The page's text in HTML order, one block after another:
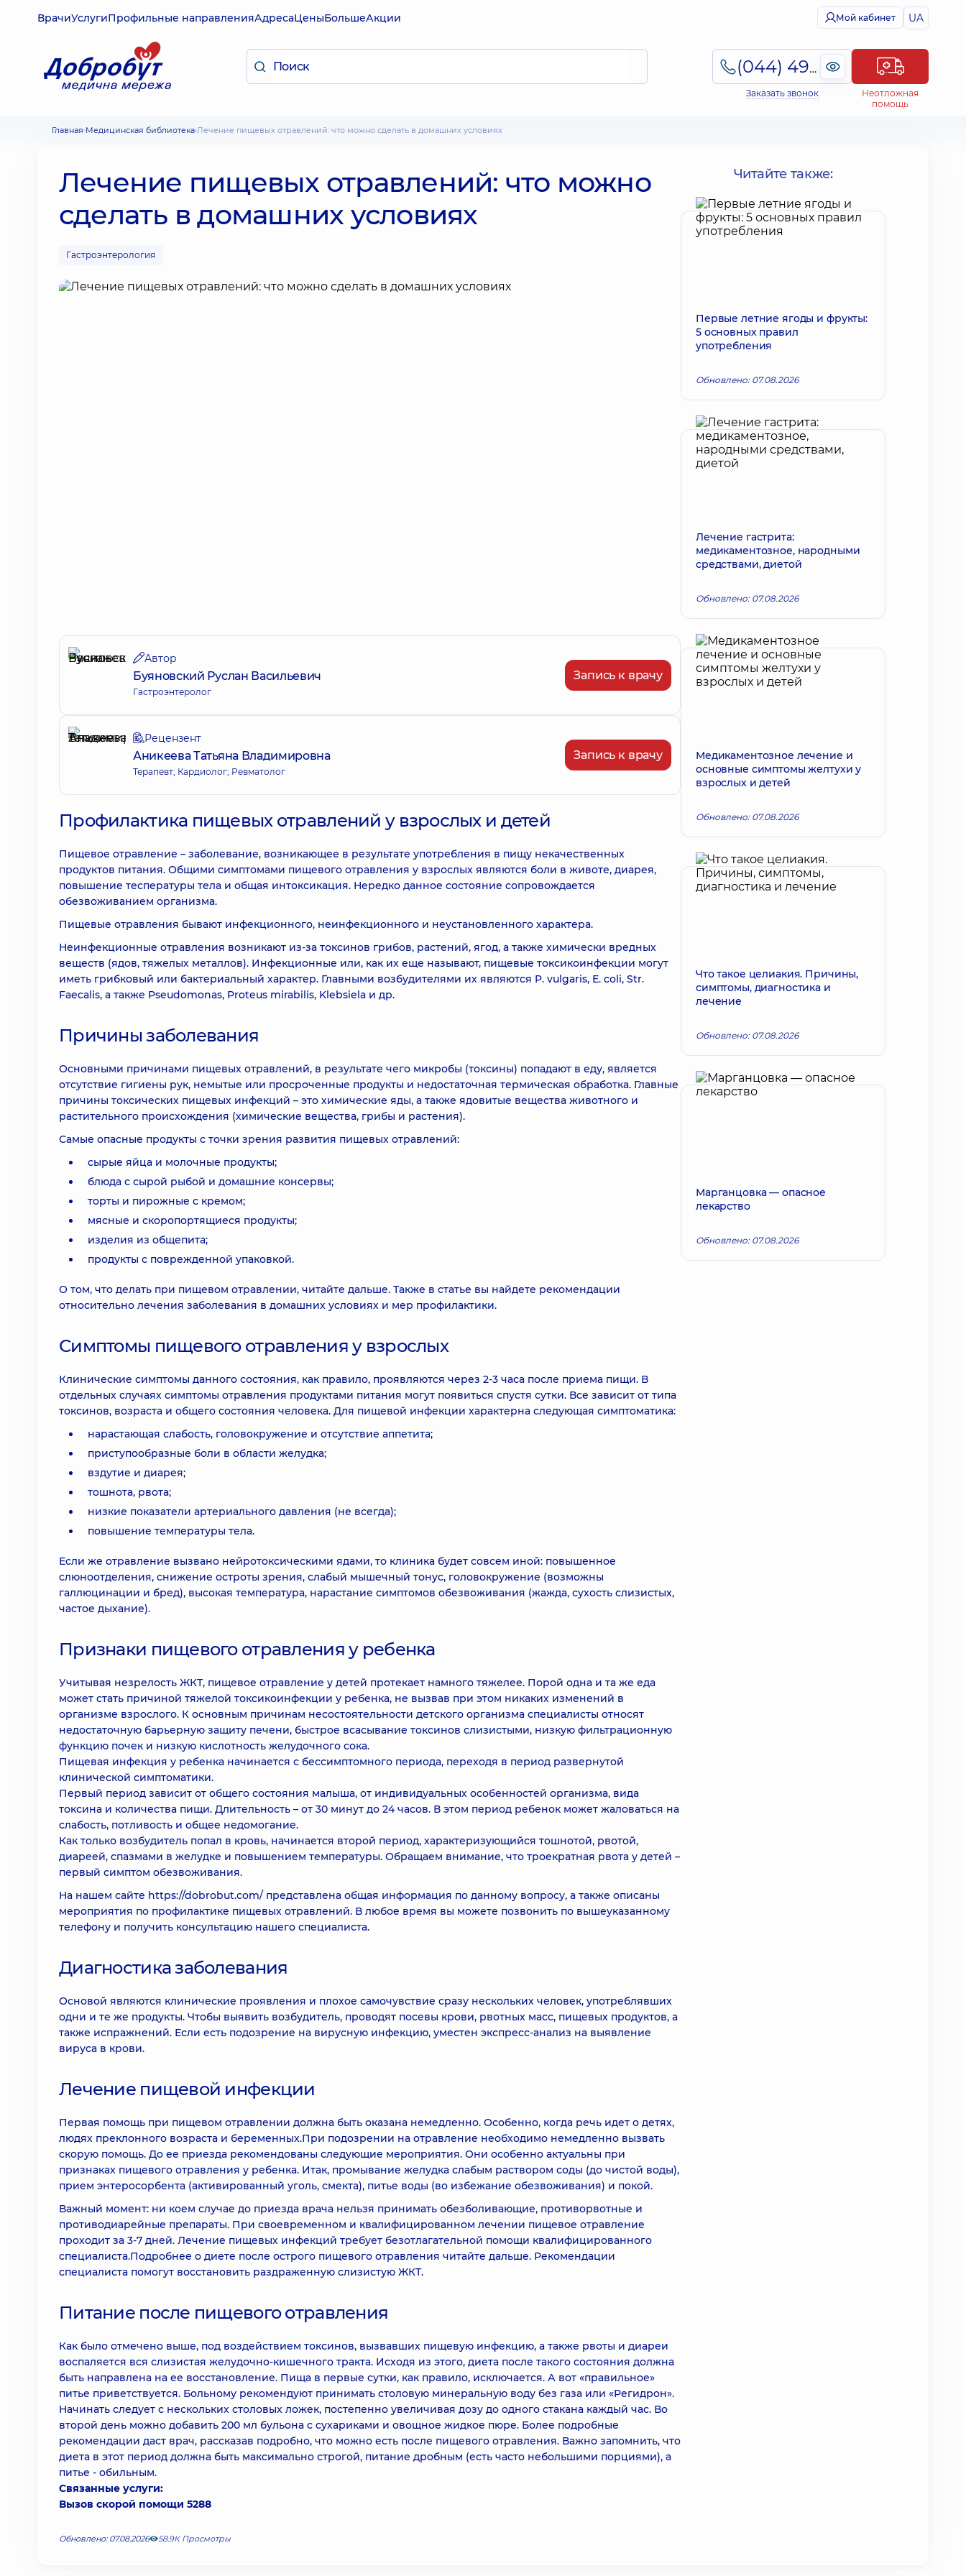
ВрачиУслугиПрофильные направленияАдресаЦеныБольшеАкции Мой кабинет UA
(044) 495-2-888
Заказать звонок
Неотложная
помощь
Главная Медицинская библиотека Лечение пищевых отравлений: что можно сделать в домашних условиях
Лечение пищевых отравлений: что можно
сделать в домашних условиях
Гастроэнтерология
Автор
Буяновский Руслан Васильевич
Гастроэнтеролог
Запись к врачу
Рецензент
Аникеева Татьяна Владимировна
Терапевт; Кардиолог; Ревматолог
Запись к врачу
Профилактика пищевых отравлений у взрослых и детей
Пищевое отравление – заболевание, возникающее в результате употребления в пищу некачественных
продуктов питания. Общими симптомами пищевого отравления у взрослых являются боли в животе, диарея,
повышение теспературы тела и общая интоксикация. Нередко данное состояние сопровождается
обезвоживанием организма.
Пищевые отравления бывают инфекционного, неинфекционного и неустановленного характера.
Неинфекционные отравления возникают из-за токсинов грибов, растений, ягод, а также химически вредных
веществ (ядов, тяжелых металлов). Инфекционные или, как их еще называют, пищевые токсикоинфекции могут
иметь грибковый или бактериальный характер. Главными возбудителями их являются P. vulgaris, E. coli, Str.
Faecalis, а также Pseudomonas, Proteus mirabilis, Klebsiela и др.
Причины заболевания
Основными причинами пищевых отравлений, в результате чего микробы (токсины) попадают в еду, является
отсутствие гигиены рук, немытые или просроченные продукты и недостаточная термическая обработка. Главные
причины токсических пищевых инфекций – это химические яды, а также ядовитые вещества животного и
растительного происхождения (химические вещества, грибы и растения).
Самые опасные продукты с точки зрения развития пищевых отравлений:
сырые яйца и молочные продукты;
блюда с сырой рыбой и домашние консервы;
торты и пирожные с кремом;
мясные и скоропортящиеся продукты;
изделия из общепита;
продукты с поврежденной упаковкой.
О том, что делать при пищевом отравлении, читайте дальше. Также в статье вы найдете рекомендации
относительно лечения заболевания в домашних условиях и мер профилактики.
Симптомы пищевого отравления у взрослых
Клинические симптомы данного состояния, как правило, проявляются через 2-3 часа после приема пищи. В
отдельных случаях симптомы отравления продуктами питания могут появиться спустя сутки. Все зависит от типа
токсинов, возраста и общего состояния человека. Для пищевой инфекции характерна следующая симптоматика:
нарастающая слабость, головокружение и отсутствие аппетита;
приступообразные боли в области желудка;
вздутие и диарея;
тошнота, рвота;
низкие показатели артериального давления (не всегда);
повышение температуры тела.
Если же отравление вызвано нейротоксическими ядами, то клиника будет совсем иной: повышенное
слюноотделения, снижение остроты зрения, слабый мышечный тонус, головокружение (возможны
галлюцинации и бред), высокая температура, нарастание симптомов обезвоживания (жажда, сухость слизистых,
частое дыхание).
Признаки пищевого отравления у ребенка
Учитывая незрелость ЖКТ, пищевое отравление у детей протекает намного тяжелее. Порой одна и та же еда
может стать причиной тяжелой токсикоинфекции у ребенка, не вызвав при этом никаких изменений в
организме взрослого. К основным причинам несостоятельности детского организма специалисты относят
недостаточную барьерную защиту печени, быстрое всасывание токсинов слизистыми, низкую фильтрационную
функцию почек и низкую кислотность желудочного сока.
Пищевая инфекция у ребенка начинается с бессимптомного периода, переходя в период развернутой
клинической симптоматики.
Первый период зависит от общего состояния малыша, от индивидуальных особенностей организма, вида
токсина и количества пищи. Длительность – от 30 минут до 24 часов. В этом период ребенок может жаловаться на
слабость, потливость и общее недомогание.
Как только возбудитель попал в кровь, начинается второй период, характеризующийся тошнотой, рвотой,
диареей, спазмами в желудке и повышением температуры. Обращаем внимание, что троекратная рвота у детей –
первый симптом обезвоживания.
На нашем сайте https://dobrobut.com/ представлена общая информация по данному вопросу, а также описаны
мероприятия по профилактике пищевых отравлений. В любое время вы можете позвонить по вышеуказанному
телефону и получить консультацию нашего специалиста.
Диагностика заболевания
Основой являются клинические проявления и плохое самочувствие сразу нескольких человек, употреблявших
одни и те же продукты. Чтобы выявить возбудитель, проводят посевы крови, рвотных масс, пищевых продуктов, а
также испражнений. Если есть подозрение на вирусную инфекцию, уместен экспресс-анализ на выявление
вируса в крови.
Лечение пищевой инфекции
Первая помощь при пищевом отравлении должна быть оказана немедленно. Особенно, когда речь идет о детях,
людях преклонного возраста и беременных.При подозрении на отравление необходимо немедленно вызвать
скорую помощь. До ее приезда рекомендованы следующие мероприятия. Они особенно актуальны при
признаках пищевого отравления у ребенка. Итак, промывание желудка слабым раствором соды (до чистой воды),
прием энтеросорбента (активированный уголь, смекта), питье воды (во избежание обезвоживания) и покой.
Важный момент: ни коем случае до приезда врача нельзя принимать обезболивающие, противорвотные и
противодиарейные препараты. При своевременном и квалифицированном лечении пищевое отравление
проходит за 3-7 дней. Лечение пищевых инфекций требует безотлагательной помощи квалифицированного
специалиста.Подробнее о диете после острого пищевого отравления читайте дальше. Рекомендации
специалиста помогут восстановить раздраженную слизистую ЖКТ.
Питание после пищевого отравления
Как было отмечено выше, под воздействием токсинов, вызвавших пищевую инфекцию, а также рвоты и диареи
воспаляется вся слизистая желудочно-кишечного тракта. Исходя из этого, диета после такого состояния должна
быть направлена на ее восстановление. Пища в первые сутки, как правило, исключается. А вот «правильное»
питье приветствуется. Больному рекомендуют принимать столовую минеральную воду без газа или «Регидрон».
Начинать следует с нескольких столовых ложек, постепенно увеличивая дозу до одного стакана каждый час. Во
второй день можно добавить 200 мл бульона с сухариками и овощное жидкое пюре. Более подробные
рекомендации даст врач, рассказав подробно, что можно есть после пищевого отравления. Важно запомнить, что
диета в этот период должна быть максимально строгой, питание дробным (есть часто небольшими порциями), а
питье - обильным.
Связанные услуги:
Вызов скорой помощи 5288
Обновлено: 07.08.2026 58.9К Просмотры
Читайте также:
Первые летние ягоды и фрукты:
5 основных правил
употребления
Обновлено: 07.08.2026
Лечение гастрита:
медикаментозное, народными
средствами, диетой
Обновлено: 07.08.2026
Медикаментозное лечение и
основные симптомы желтухи у
взрослых и детей
Обновлено: 07.08.2026
Что такое целиакия. Причины,
симптомы, диагностика и
лечение
Обновлено: 07.08.2026
Марганцовка — опасное
лекарство
Обновлено: 07.08.2026